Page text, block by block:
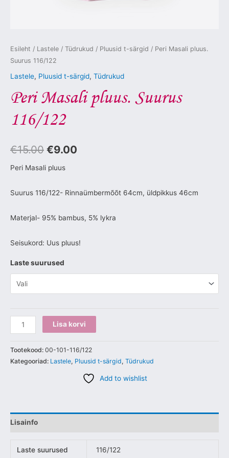
Esileht / Lastele / Tüdrukud / Pluusid t-särgid / Peri Masali pluus.
Suurus 116/122
Lastele, Pluusid t-särgid, Tüdrukud
Peri Masali pluus. Suurus
116/122
€15.00 €9.00
Peri Masali pluus
Suurus 116/122- Rinnaümbermõõt 64cm, üldpikkus 46cm
Materjal- 95% bambus, 5% lykra
Seisukord: Uus pluus!
Laste suurused
Lisa korvi
Tootekood: 00-101-116/122
Kategooriad: Lastele, Pluusid t-särgid, Tüdrukud
Add to wishlist
Lisainfo
Laste suurused 116/122